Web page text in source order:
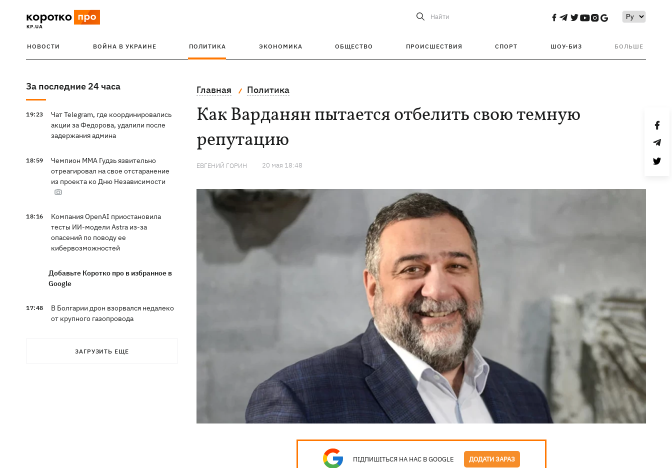
Найти
НОВОСТИ ВОЙНА В УКРАИНЕ ПОЛИТИКА ЭКОНОМИКА ОБЩЕСТВО ПРОИСШЕСТВИЯ СПОРТ ШОУ-БИЗ БОЛЬШЕ
За последние 24 часа
19:23
Чат Telegram, где координировались
акции за Федорова, удалили после
задержания админа
18:59
Чемпион ММА Гудзь язвительно
отреагировал на свое отстаранение
из проекта ко Дню Независимости
18:16
Компания OpenAI приостановила
тесты ИИ-модели Astra из-за
опасений по поводу ее
кибервозможностей
Добавьте Коротко про в избранное в
Google
17:48
В Болгарии дрон взорвался недалеко
от крупного газопровода
Аргентине умер отец Лионеля Месси
ЗАГРУЗИТЬ ЕЩЕ
Главная Политика
Как Варданян пытается отбелить свою темную
репутацию
ЕВГЕНИЙ ГОРИН 20 мая 18:48
ПІДПИШІТЬСЯ НА НАС В GOOGLE ДОДАТИ ЗАРАЗ